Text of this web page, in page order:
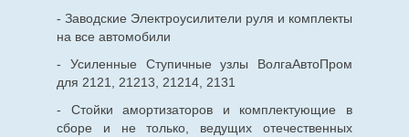
- Заводские Электроусилители руля и комплекты
на все автомобили
- Усиленные Ступичные узлы ВолгаАвтоПром
для 2121, 21213, 21214, 2131
- Стойки амортизаторов и комплектующие в
сборе и не только, ведущих отечественных